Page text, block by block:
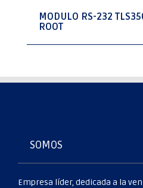
MODULO RS-232
ROOT
SOMOS
Empresa líder, dedicada a la